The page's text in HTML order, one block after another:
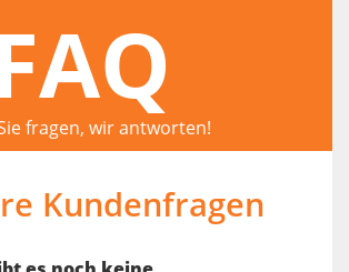
fragen, wir antworten!
Kundenfragen